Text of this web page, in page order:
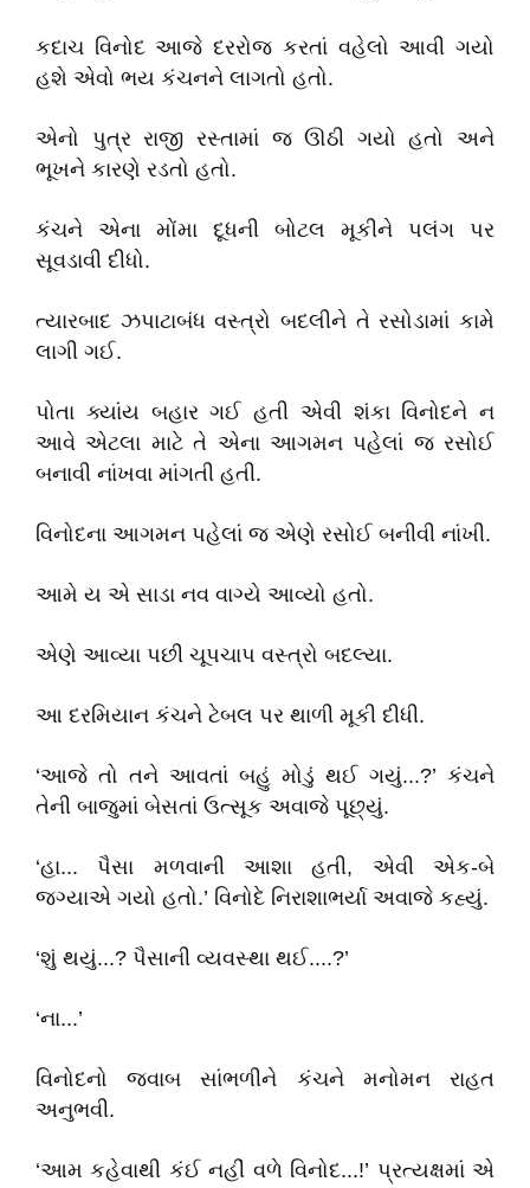
કદાચ વિનોદ આજે દરરોજ કરતાં વહેલો આવી ગયો
હશે એવો ભય કંચનને લાગતો હતો.
એનો પુત્ર રાજી રસ્તામાં જ ઊઠી ગયો હતો અને
ભૂખને કારણે રડતો હતો.
કંચને એના મોંમા દૂધની બોટલ મૂકીને પલંગ પર
સૂવડાવી દીધો.
ત્યારબાદ ઝપાટાબંધ વસ્ત્રો બદલીને તે રસોડામાં કામે
લાગી ગઈ.
પોતા ક્યાંય બહાર ગઈ હતી એવી શંકા વિનોદને ન
આવે એટલા માટે તે એના આગમન પહેલાં જ રસોઈ
બનાવી નાંખવા માંગતી હતી.
વિનોદના આગમન પહેલાં જ એણે રસોઈ બનીવી નાંખી.
આમે ય એ સાડા નવ વાગ્યે આવ્યો હતો.
એણે આવ્યા પછી ચૂપચાપ વસ્ત્રો બદલ્યા.
આ દરમિયાન કંચને ટેબલ પર થાળી મૂકી દીધી.
‘આજે તો તને આવતાં બહું મોડું થઈ ગયું...?’ કંચને
તેની બાજુમાં બેસતાં ઉત્સૂક અવાજે પૂછ્યું.
‘હા... પૈસા મળવાની આશા હતી, એવી એક-બે
જગ્યાએ ગયો હતો.’ વિનોદે નિરાશાભર્યા અવાજે કહ્યું.
‘શું થયું...? પૈસાની વ્યવસ્થા થઈ....?’
‘ના...’
વિનોદનો જવાબ સાંભળીને કંચને મનોમન રાહત
અનુભવી.
‘આમ કહેવાથી કંઈ નહીં વળે વિનોદ...!’ પ્રત્યક્ષમાં એ